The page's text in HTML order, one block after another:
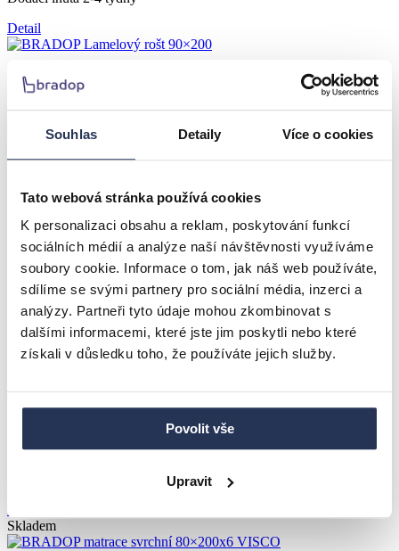
Souhlas Detaily Více o cookies
Tato webová stránka používá cookies
K personalizaci obsahu a reklam, poskytování funkcí
sociálních médií a analýze naší návštěvnosti využíváme
soubory cookie. Informace o tom, jak náš web používáte,
sdílíme se svými partnery pro sociální média, inzerci a
analýzy. Partneři tyto údaje mohou zkombinovat s
dalšími informacemi, které jste jim poskytli nebo které
získali v důsledku toho, že používáte jejich služby.
Povolit vše
Upravit
Detail
BRADOP Lamelový rošt 90×200
BRADOP Lamelový rošt 80×200
1.726 Kč
Dodací lhůta 2-4 týdny
Detail
BRADOP Lamelový rošt s vyšší nosností
90×200
2.616 Kč
Skladem